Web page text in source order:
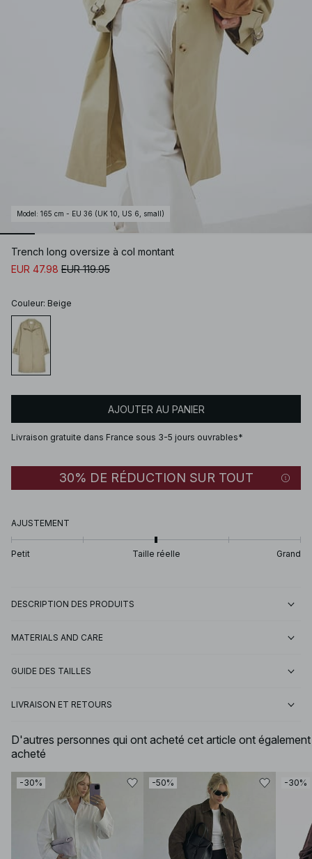
Model : 165 cm - EU 36 (UK 10, US 6, small)
Trench long oversize à col montant
EUR 47.98 EUR 119.95
Couleur: Beige
AJOUTER AU PANIER
Livraison gratuite dans France sous 3-5 jours ouvrables*
30% DE RÉDUCTION SUR TOUT
AJUSTEMENT
Petit Taille réelle Grand
DESCRIPTION DES PRODUITS
MATERIALS AND CARE
GUIDE DES TAILLES
LIVRAISON ET RETOURS
D'autres personnes qui ont acheté cet article ont également
acheté
-30% -50% -30%